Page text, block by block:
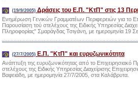
(19/9/2005) Δράσεις του Ε.Π. "ΚτΠ" στις 13
Ενημέρωση Γενικών Γραμματέων Περιφερειών για το
Παρουσίαση τού στελέχους της Ειδικής Υπηρεσίας
Πληροφορίας" Σμαράγδας Τσιγάνη, με ημερομηνία 19
(27/7/2005) E.Π. "KτΠ" και ευρυζωνικότητα
Ανάπτυξη της ευρυζωνικότητας από το
στελέχους της Ειδικής Υπηρεσίας Διαχείρισης
Βαφειάδη, με ημερομηνία 27/7/2005, στα Καλάβρυτα.